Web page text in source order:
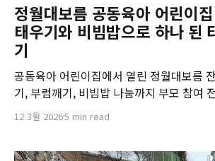
정월대보름 공동육아 어린이
태우기와 비빔밥으로 하나 된
기
공동육아 어린이집에서 열린 정월대보름
기, 부럼깨기, 비빔밥 나눔까지 부모 참여
을 전합니다.
12 3월 20265 min read